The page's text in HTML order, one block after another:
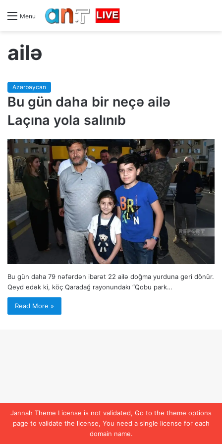
Jannah Theme License is not validated, Go to the theme options
page to validate the license, You need a single license for each
domain name.
Menu
ailə
Azərbaycan
Bu gün daha bir neçə ailə
Laçına yola salınıb
Bu gün daha 79 nəfərdən ibarət 22 ailə doğma yurduna geri dönür.
Qeyd edək ki, köç Qaradağ rayonundakı “Qobu park…
Read More »